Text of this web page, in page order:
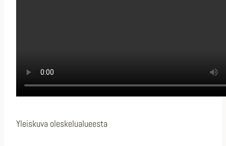
Yleiskuva oleskelualueesta